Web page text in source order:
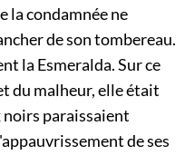
la condamnée ne
de son tombereau.
la Esmeralda. Sur ce
du malheur, elle était
noirs paraissaient
de ses